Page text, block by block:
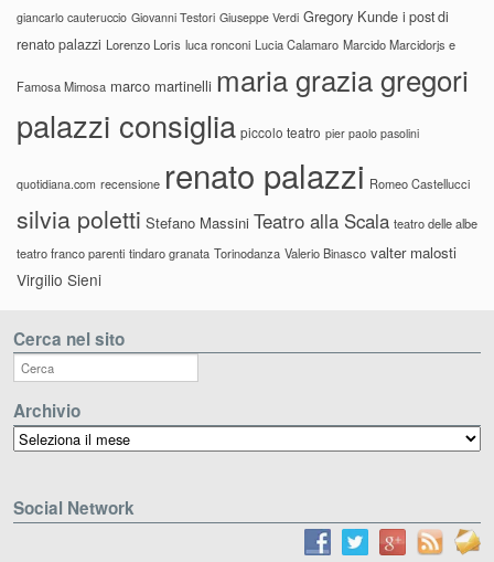
giancarlo cauteruccio Giovanni Testori Giuseppe Verdi Gregory Kunde i post di
renato palazzi Lorenzo Loris luca ronconi Lucia Calamaro Marcido Marcidorjs e
Famosa Mimosa marco martinelli maria grazia gregori
palazzi consiglia piccolo teatro pier paolo pasolini
quotidiana.com recensione renato palazzi Romeo Castellucci
silvia poletti Stefano Massini Teatro alla Scala teatro delle albe
teatro franco parenti tindaro granata Torinodanza Valerio Binasco valter malosti
Virgilio Sieni
Cerca nel sito
Archivio
Archivio
Social Network